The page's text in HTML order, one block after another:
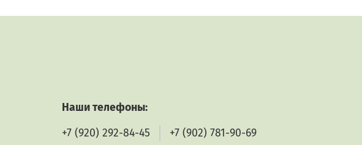
прекращение огня
Наши телефоны:
+7 (920) 292-84-45
+7 (902) 781-90-69